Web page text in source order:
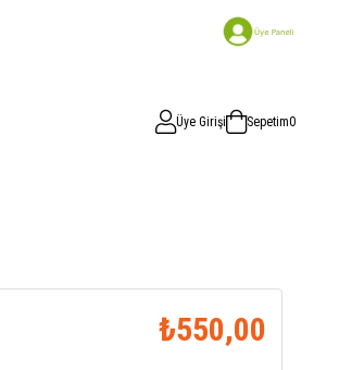
Üye Girişi Sepetim0
₺550,00